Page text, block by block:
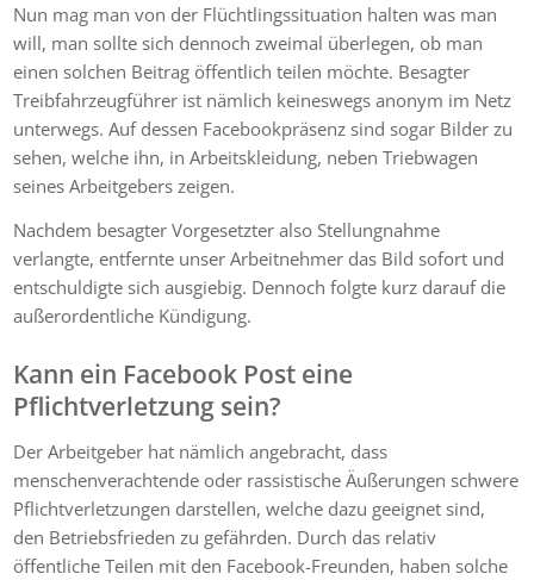
Nun mag man von der Flüchtlingssituation halten was man
will, man sollte sich dennoch zweimal überlegen, ob man
einen solchen Beitrag öffentlich teilen möchte. Besagter
Treibfahrzeugführer ist nämlich keineswegs anonym im Netz
unterwegs. Auf dessen Facebookpräsenz sind sogar Bilder zu
sehen, welche ihn, in Arbeitskleidung, neben Triebwagen
seines Arbeitgebers zeigen.
Nachdem besagter Vorgesetzter also Stellungnahme
verlangte, entfernte unser Arbeitnehmer das Bild sofort und
entschuldigte sich ausgiebig. Dennoch folgte kurz darauf die
außerordentliche Kündigung.
Kann ein Facebook Post eine
Pflichtverletzung sein?
Der Arbeitgeber hat nämlich angebracht, dass
menschenverachtende oder rassistische Äußerungen schwere
Pflichtverletzungen darstellen, welche dazu geeignet sind,
den Betriebsfrieden zu gefährden. Durch das relativ
öffentliche Teilen mit den Facebook-Freunden, haben solche